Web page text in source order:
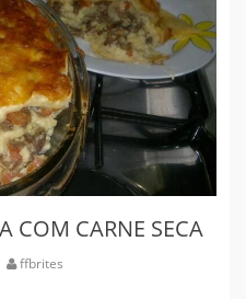
COM CARNE SECA
ffbrites